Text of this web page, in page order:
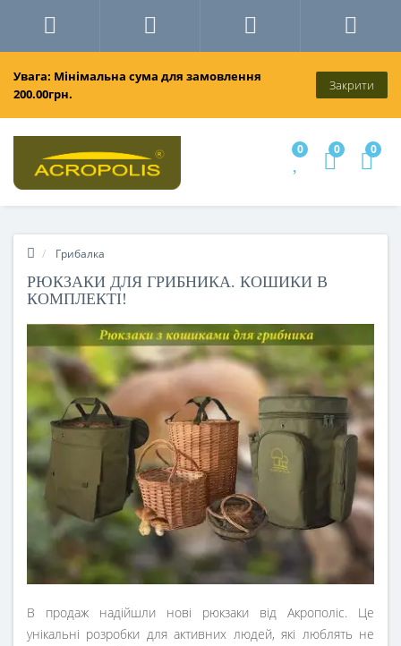
Увага: Мінімальна сума для замовлення
200.00грн.
Закрити
0 0 0
Грибалка
РЮКЗАКИ ДЛЯ ГРИБНИКА. КОШИКИ В
КОМПЛЕКТІ!
В продаж надійшли нові рюкзаки від Акрополіс. Це
унікальні розробки для активних людей, які люблять не